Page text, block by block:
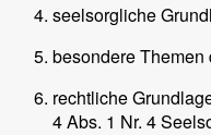
seelsorgliche
besondere
rechtliche
4 Abs. 1 Nr. 4